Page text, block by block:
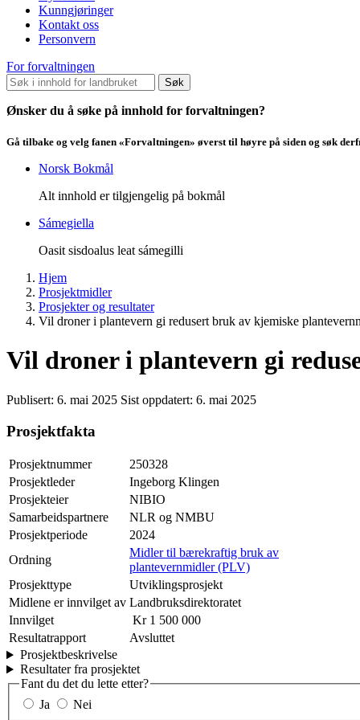
Kunngjøringer
Kontakt oss
Personvern
For forvaltningen
Søk
Ønsker du å søke på innhold for forvaltningen?
Gå tilbake og velg fanen «Forvaltningen» øverst til høyre på siden og søk
Norsk Bokmål
Alt innhold er tilgjengelig på bokmål
Sámegiella
Oasit sisdoalus leat sámegilli
Hjem
Prosjektmidler
Prosjekter og resultater
Vil droner i plantevern gi redusert bruk av kjemiske
Vil droner i plantevern gi
Publisert: 6. mai 2025 Sist oppdatert: 6. mai 2025
Prosjektfakta
Prosjektnummer
250328
Prosjektleder
Ingeborg Klingen
Prosjekteier
NIBIO
Samarbeidspartnere
NLR og NMBU
Prosjektperiode
2024
Ordning
Midler til bærekraftig bruk av
plantevernmidler (PLV)
Prosjekttype
Utviklingsprosjekt
Midlene er innvilget av Landbruksdirektoratet
Innvilget
Kr 1 500 000
Resultatrapport
Avsluttet
Prosjektbeskrivelse
Resultater fra prosjektet
Fant du det du lette etter?
Ja
Nei